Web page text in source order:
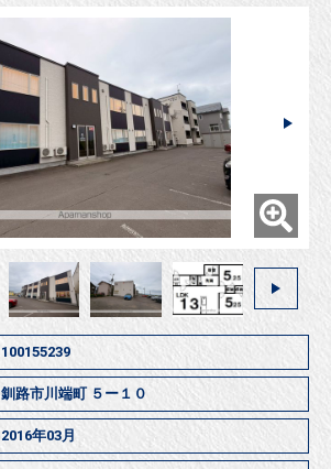
100155239
釧路市川端町 ５ー１０
2016年03月